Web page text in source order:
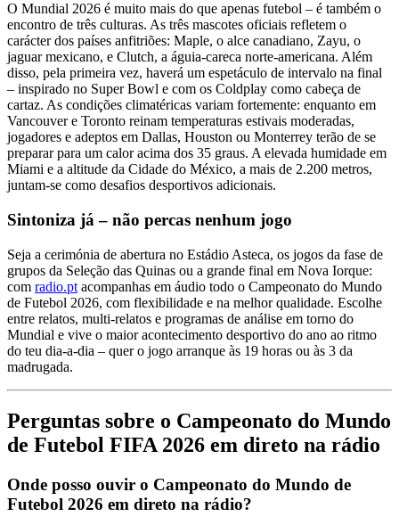
O Mundial 2026 é muito mais do que apenas futebol – é também o
encontro de três culturas. As três mascotes oficiais refletem o
carácter dos países anfitriões: Maple, o alce canadiano, Zayu, o
jaguar mexicano, e Clutch, a águia-careca norte-americana. Além
disso, pela primeira vez, haverá um espetáculo de intervalo na final
– inspirado no Super Bowl e com os Coldplay como cabeça de
cartaz. As condições climatéricas variam fortemente: enquanto em
Vancouver e Toronto reinam temperaturas estivais moderadas,
jogadores e adeptos em Dallas, Houston ou Monterrey terão de se
preparar para um calor acima dos 35 graus. A elevada humidade em
Miami e a altitude da Cidade do México, a mais de 2.200 metros,
juntam-se como desafios desportivos adicionais.
Sintoniza já – não percas nenhum jogo
Seja a cerimónia de abertura no Estádio Asteca, os jogos da fase de
grupos da Seleção das Quinas ou a grande final em Nova Iorque:
com radio.pt acompanhas em áudio todo o Campeonato do Mundo
de Futebol 2026, com flexibilidade e na melhor qualidade. Escolhe
entre relatos, multi-relatos e programas de análise em torno do
Mundial e vive o maior acontecimento desportivo do ano ao ritmo
do teu dia-a-dia – quer o jogo arranque às 19 horas ou às 3 da
madrugada.
Perguntas sobre o Campeonato do Mundo
de Futebol FIFA 2026 em direto na rádio
Onde posso ouvir o Campeonato do Mundo de
Futebol 2026 em direto na rádio?